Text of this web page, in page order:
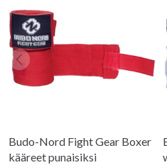
Budo-Nord Fight Gear Boxer
kääreet punaisiksi